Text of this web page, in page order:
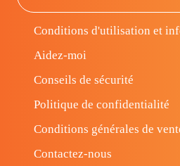
Conditions d'utilisation et
Aidez-moi
Conseils de sécurité
Politique de confidentialité
Conditions générales de
Contactez-nous